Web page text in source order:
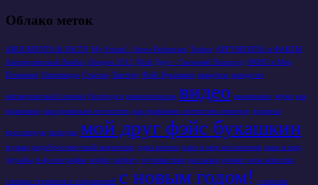
Облако меток
ARGUMENTS & FACTS My Friend - Snow Pedestrian Twitter АРГУМЕНТЫ и ФАКТЫ
Антикризисный Ликбез Лондон 2012 Мой Друг - Снежный Пешеход ОКНО в Мир
Познания Олимпиада Счастье Твиттер Фэйс Букашкин аккаунты анекдоты
антикризисный спецназ беспредел взаимопомощь видео выживание звуки как
правильно как правильно почистить как правильно почистить монитор кризисы
кроссворды мелодии мой друг фэйс букашкин
музыка недобросовестный маркетинг одна кнопка окно в мир воспитания окно в мир
дружбы п-ф-география пофиг пофигу путешествия рассылки роняет роза лепестки
словарь терминов и сокращений с новым годом! социалка